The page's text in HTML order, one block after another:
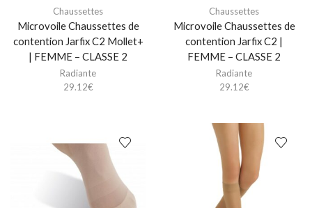
Chaussettes
Microvoile Chaussettes de
contention Jarfix C2 Mollet+
| FEMME – CLASSE 2
Radiante
29.12€
Chaussettes
Microvoile Chaussettes de
contention Jarfix C2 |
FEMME – CLASSE 2
Radiante
29.12€